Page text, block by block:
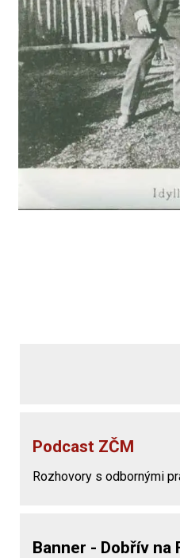
Podcast ZČM
Rozhovory s odbornými
Banner - Dobřív na